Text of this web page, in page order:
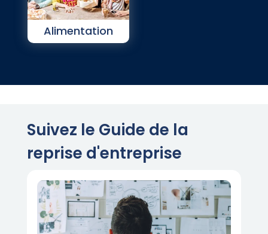
Alimentation
Suivez le Guide de la
reprise d'entreprise